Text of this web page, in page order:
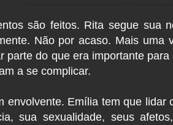
são feitos. Rita segue sua
Não por acaso. Mais uma
parte do que era importante
a se complicar.
envolvente. Emília tem que lidar
sua sexualidade, seus